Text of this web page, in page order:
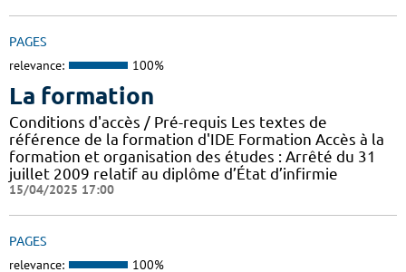
PAGES
relevance: 100%
La formation
Conditions d'accès / Pré-requis Les textes de
référence de la formation d'IDE Formation Accès à la
formation et organisation des études : Arrêté du 31
juillet 2009 relatif au diplôme d’État d’infirmie
15/04/2025 17:00
PAGES
relevance: 100%